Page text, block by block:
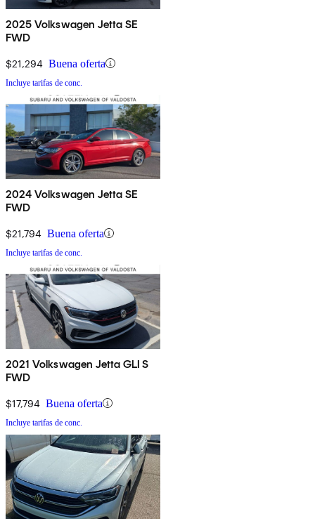
2025 Volkswagen Jetta SE
FWD
$21,294 Buena oferta
Incluye tarifas de conc.
2024 Volkswagen Jetta SE
FWD
$21,794 Buena oferta
Incluye tarifas de conc.
2021 Volkswagen Jetta GLI S
FWD
$17,794 Buena oferta
Incluye tarifas de conc.